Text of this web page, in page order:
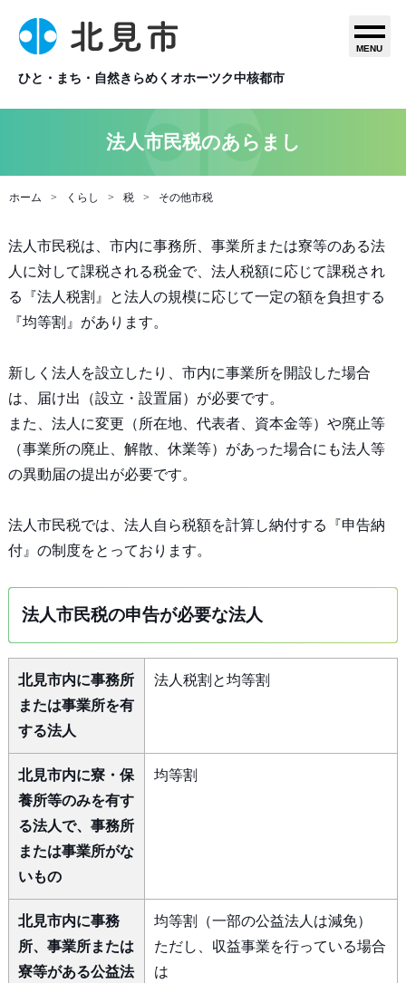
ひと・まち・自然きらめくオホーツク中核都市
MENU
法人市民税のあらまし
ホーム くらし 税 その他市税
法人市民税は、市内に事務所、事業所または寮等のある法
人に対して課税される税金で、法人税額に応じて課税され
る『法人税割』と法人の規模に応じて一定の額を負担する
『均等割』があります。
新しく法人を設立したり、市内に事業所を開設した場合
は、届け出（設立・設置届）が必要です。
また、法人に変更（所在地、代表者、資本金等）や廃止等
（事業所の廃止、解散、休業等）があった場合にも法人等
の異動届の提出が必要です。
法人市民税では、法人自ら税額を計算し納付する『申告納
付』の制度をとっております。
法人市民税の申告が必要な法人
北見市内に事務所
または事業所を有
する法人
法人税割と均等割
北見市内に寮・保
養所等のみを有す
る法人で、事務所
または事業所がな
いもの
均等割
北見市内に事務
所、事業所または
寮等がある公益法
均等割（一部の公益法人は減免）
ただし、収益事業を行っている場合
は